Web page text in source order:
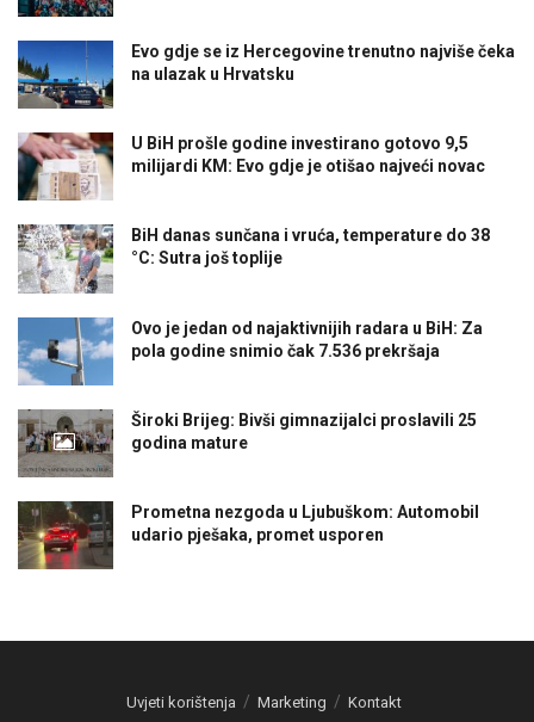
Evo gdje se iz Hercegovine trenutno najviše čeka
na ulazak u Hrvatsku
U BiH prošle godine investirano gotovo 9,5
milijardi KM: Evo gdje je otišao najveći novac
BiH danas sunčana i vruća, temperature do 38
°C: Sutra još toplije
Ovo je jedan od najaktivnijih radara u BiH: Za
pola godine snimio čak 7.536 prekršaja
Široki Brijeg: Bivši gimnazijalci proslavili 25
godina mature
Prometna nezgoda u Ljubuškom: Automobil
udario pješaka, promet usporen
Uvjeti korištenja Marketing Kontakt